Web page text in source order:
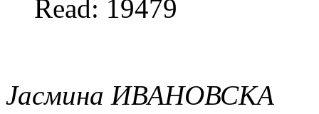
Read: 19479
Јасмина ИВАНОВСКА